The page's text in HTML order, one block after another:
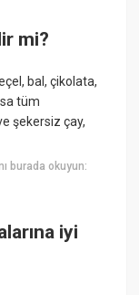
mi?
bal, çikolata,
tüm
şekersiz çay,
burada okuyun:
iyi